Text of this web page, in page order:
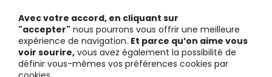
Avec votre accord, en cliquant sur
"accepter" nous pourrons vous offrir une meilleure
expérience de navigation. Et parce qu’on aime vous
voir sourire, vous avez également la possibilité de
définir vous-mêmes vos préférences cookies par